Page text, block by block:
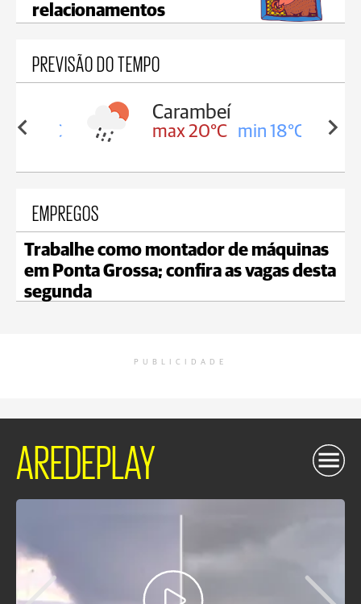
relacionamentos
PREVISÃO DO TEMPO
18°C
Carambeí
max 20°C min 18°C
EMPREGOS
Trabalhe como montador de máquinas
em Ponta Grossa; confira as vagas desta
segunda
PUBLICIDADE
AREDEPLAY